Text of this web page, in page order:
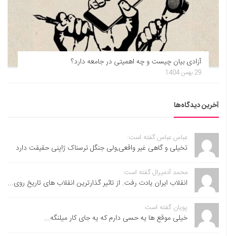
آزادی بیان چیست و چه اهمیتی در جامعه دارد؟
29 بهمن 1404
آخرین دیدگاه‌ها
عباس عباس گفته است:
تخیلی و گاهی غیر واقعی,ولی جنگل ترسناک ژاپنی حقیقت دارد
محمد آدمیرال گفته است:
انقلاب ایران یادت رفت. از تاثیر گذارترین انقلاب های تاریخ روی...
پویان گفته است:
خیلی موقع ها یه حسی دارم که یه جای کار میلنگه...